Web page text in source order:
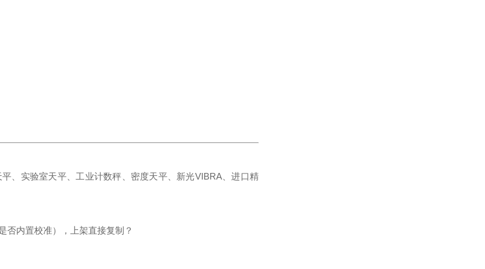
、实验室天平、工业计数秤、密度天平、新光VIBRA、进口精
否内置校准），上架直接复制？